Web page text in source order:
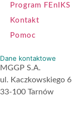
Program FEnIKS
Kontakt
Pomoc
Dane kontaktowe
MGGP S.A.
ul. Kaczkowskiego 6
33-100 Tarnów